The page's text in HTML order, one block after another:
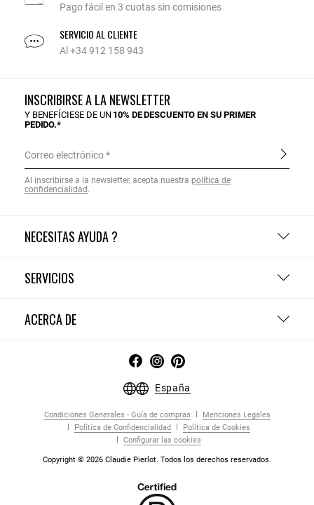
Pago fácil en 3 cuotas sin comisiones
SERVICIO AL CLIENTE
Al +34 912 158 943
NECESITAS AYUDA ?
SERVICIOS
ACERCA DE
INSCRIBIRSE A LA NEWSLETTER
Y BENEFÍCIESE DE UN 10% DE DESCUENTO EN SU PRIMER
PEDIDO.*
Correo electrónico
Al inscribirse a la newsletter, acepta nuestra política de
confidencialidad.
España
Condiciones Generales - Guía de compras
Menciones Legales
Política de Confidencialidad
Política de Cookies
Configurar las cookies
Copyright © 2026 Claudie Pierlot. Todos los derechos reservados.